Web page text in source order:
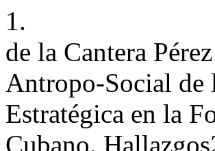
1.
de la Cantera
Antropo-Social de
Estratégica en la
Cubano.